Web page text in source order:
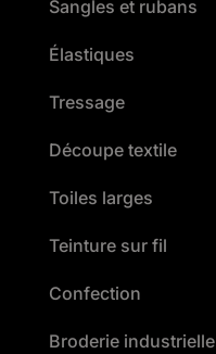
Sangles et rubans
Élastiques
Tressage
Découpe textile
Toiles larges
Teinture sur fil
Confection
Broderie industrielle